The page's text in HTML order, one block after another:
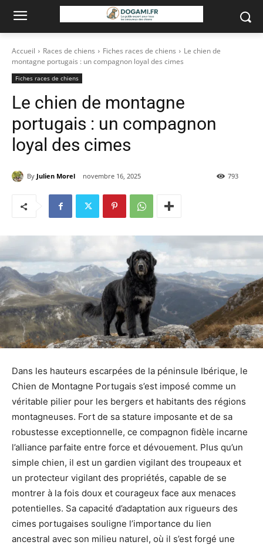
Accueil Races de chiens Fiches races de chiens
Le chien de
montagne portugais : un compagnon loyal des cimes
Fiches races de chiens
Le chien de montagne
portugais : un compagnon
loyal des cimes
By Julien Morel novembre 16, 2025 793
Dans les hauteurs escarpées de la péninsule Ibérique, le
Chien de Montagne Portugais s’est imposé comme un
véritable pilier pour les bergers et habitants des régions
montagneuses. Fort de sa stature imposante et de sa
robustesse exceptionnelle, ce compagnon fidèle incarne
l’alliance parfaite entre force et dévouement. Plus qu’un
simple chien, il est un gardien vigilant des troupeaux et
un protecteur vigilant des propriétés, capable de se
montrer à la fois doux et courageux face aux menaces
potentielles. Sa capacité d’adaptation aux rigueurs des
cimes portugaises souligne l’importance du lien
ancestral avec son milieu naturel, où il s’est forgé une